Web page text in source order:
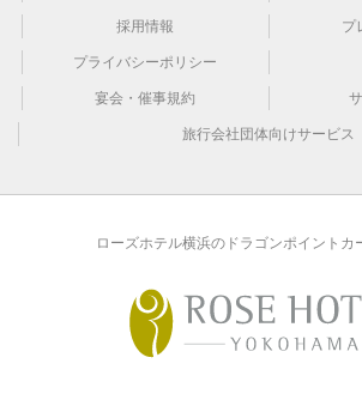
採用情報 プ
プライバシーポリシー
宴会・催事規約
旅行会社団体向けサービス
ローズホテル横浜のドラゴンポイントカ